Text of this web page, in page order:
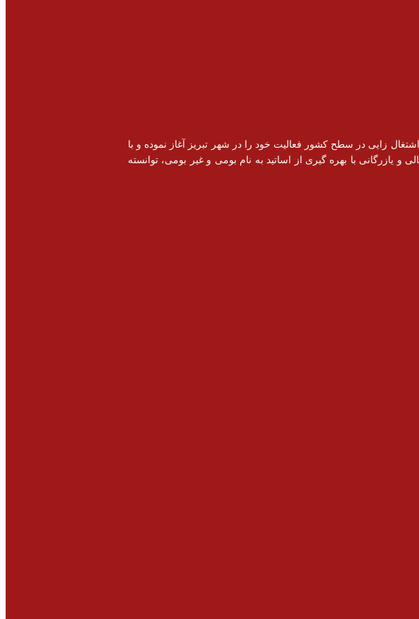
را از سال 1394با هدف آموزش نیروی کار تخصصی و اشتغال زایی در سطح کشور فعالیت خود را در شهر تبریز آغاز نموده و با
یازرگانی با بهره گیری از اساتید به نام بومی و غیر بومی، توانسته